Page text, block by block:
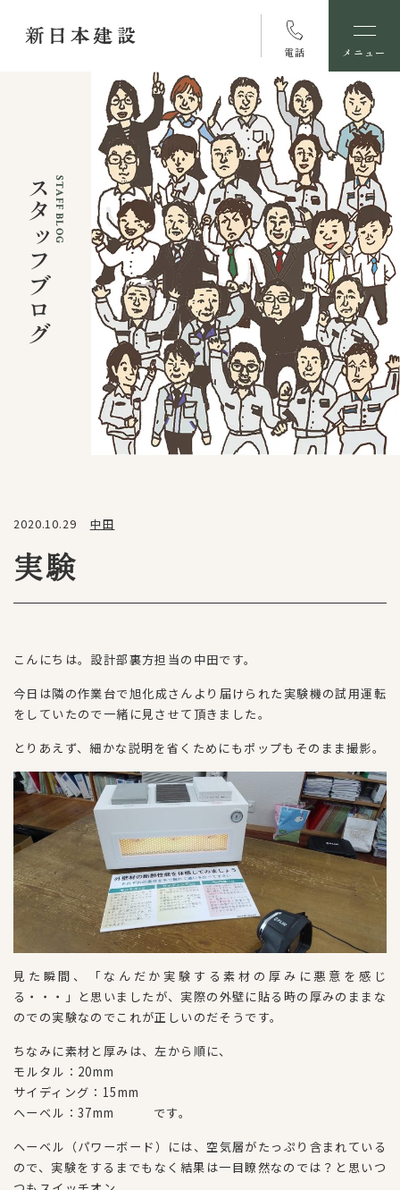
電話 メニュー
スタッフブログ
2020.10.29 中田
実験
こんにちは。設計部裏方担当の中田です。
今日は隣の作業台で旭化成さんより届けられた実験機の試用運転
をしていたので一緒に見させて頂きました。
とりあえず、細かな説明を省くためにもポップもそのまま撮影。
見た瞬間、「なんだか実験する素材の厚みに悪意を感じ
る・・・」と思いましたが、実際の外壁に貼る時の厚みのままな
のでの実験なのでこれが正しいのだそうです。
ちなみに素材と厚みは、左から順に、
モルタル：20mm
サイディング：15mm
ヘーベル：37mm です。
ヘーベル（パワーボード）には、空気層がたっぷり含まれている
ので、実験をするまでもなく結果は一目瞭然なのでは？と思いつ